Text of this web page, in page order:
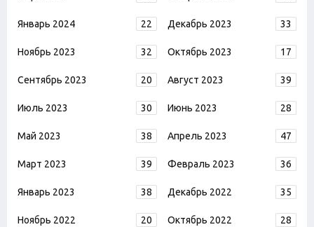
Январь 2024 22 Декабрь 2023 33
Ноябрь 2023 32 Октябрь 2023 17
Сентябрь 2023 20 Август 2023 39
Июль 2023 30 Июнь 2023 28
Май 2023 38 Апрель 2023 47
Март 2023 39 Февраль 2023 36
Январь 2023 38 Декабрь 2022 35
Ноябрь 2022 20 Октябрь 2022 28